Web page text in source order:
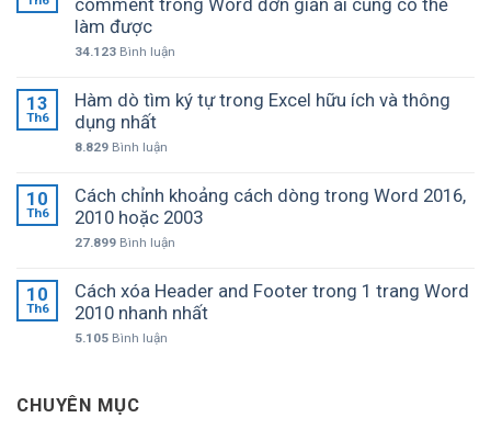
làm được
34.123 Bình luận
13
Th6
Hàm dò tìm ký tự trong Excel hữu ích và thông
dụng nhất
8.829 Bình luận
10
Th6
Cách chỉnh khoảng cách dòng trong Word 2016,
2010 hoặc 2003
27.899 Bình luận
10
Th6
Cách xóa Header and Footer trong 1 trang Word
2010 nhanh nhất
5.105 Bình luận
CHUYÊN MỤC